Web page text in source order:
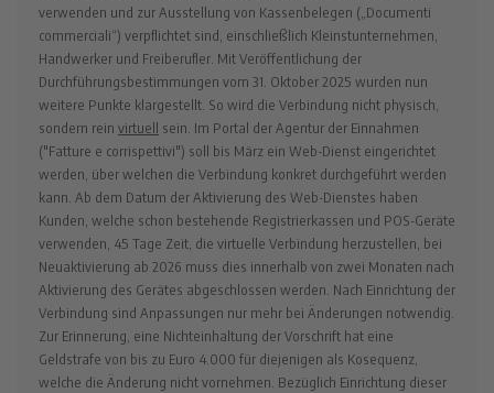
verwenden und zur Ausstellung von Kassenbelegen („Documenti
commerciali“) verpflichtet sind, einschließlich Kleinstunternehmen,
Handwerker und Freiberufler. Mit Veröffentlichung der
Durchführungsbestimmungen vom 31. Oktober 2025 wurden nun
weitere Punkte klargestellt. So wird die Verbindung nicht physisch,
sondern rein virtuell sein. Im Portal der Agentur der Einnahmen
("Fatture e corrispettivi") soll bis März ein Web-Dienst eingerichtet
werden, über welchen die Verbindung konkret durchgeführt werden
kann. Ab dem Datum der Aktivierung des Web-Dienstes haben
Kunden, welche schon bestehende Registrierkassen und POS-Geräte
verwenden, 45 Tage Zeit, die virtuelle Verbindung herzustellen, bei
Neuaktivierung ab 2026 muss dies innerhalb von zwei Monaten nach
Aktivierung des Gerätes abgeschlossen werden. Nach Einrichtung der
Verbindung sind Anpassungen nur mehr bei Änderungen notwendig.
Zur Erinnerung, eine Nichteinhaltung der Vorschrift hat eine
Geldstrafe von bis zu Euro 4.000 für diejenigen als Kosequenz,
welche die Änderung nicht vornehmen. Bezüglich Einrichtung dieser